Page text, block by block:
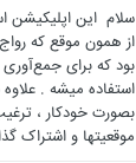
سلام این اپلیکیشن
از همون موقع که
بود که برای
استفاده میشه .
بصورت خودکار ،
موقعیتها و اشتراک‌